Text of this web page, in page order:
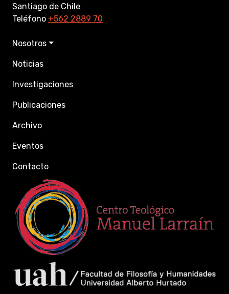
Santiago de Chile
Teléfono +562 2889 70
Nosotros
Noticias
Investigaciones
Publicaciones
Archivo
Eventos
Contacto